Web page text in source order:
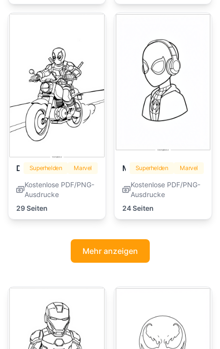
Superhelden Marvel
Kostenlose PDF/PNG-
Ausdrucke
29 Seiten
Miles MoralesSuperhelden Marvel
Kostenlose PDF/PNG-
Ausdrucke
24 Seiten
Mehr anzeigen